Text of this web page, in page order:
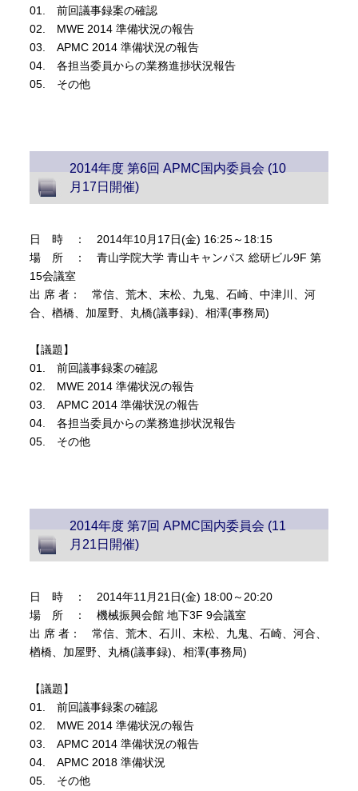
01. 前回議事録案の確認
02. MWE 2014 準備状況の報告
03. APMC 2014 準備状況の報告
04. 各担当委員からの業務進捗状況報告
05. その他
2014年度 第6回 APMC国内委員会 (10
月17日開催)
日 時 ： 2014年10月17日(金) 16:25～18:15
場 所 ： 青山学院大学 青山キャンパス 総研ビル9F 第
15会議室
出 席 者： 常信、荒木、末松、九鬼、石崎、中津川、河
合、楢橋、加屋野、丸橋(議事録)、相澤(事務局)
【議題】
01. 前回議事録案の確認
02. MWE 2014 準備状況の報告
03. APMC 2014 準備状況の報告
04. 各担当委員からの業務進捗状況報告
05. その他
2014年度 第7回 APMC国内委員会 (11
月21日開催)
日 時 ： 2014年11月21日(金) 18:00～20:20
場 所 ： 機械振興会館 地下3F 9会議室
出 席 者： 常信、荒木、石川、末松、九鬼、石崎、河合、
楢橋、加屋野、丸橋(議事録)、相澤(事務局)
【議題】
01. 前回議事録案の確認
02. MWE 2014 準備状況の報告
03. APMC 2014 準備状況の報告
04. APMC 2018 準備状況
05. その他